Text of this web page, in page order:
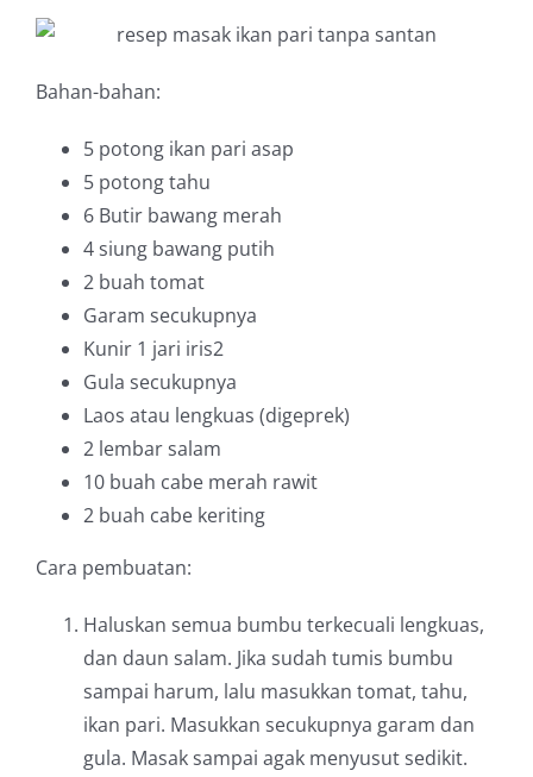
Bahan-bahan:
5 potong ikan pari asap
5 potong tahu
6 Butir bawang merah
4siung bawang putih
2 buah tomat
Garam secukupnya
Kunir 1 jari iris2
Gula secukupnya
Laos atau lengkuas (digeprek)
2 lembar salam
10 buah cabe merah rawit
2 buah cabe keriting
Cara pembuatan:
Haluskan semua bumbu terkecuali lengkuas,
dan daun salam. Jika sudah tumis bumbu
sampai harum, lalu masukkan tomat, tahu,
ikan pari. Masukkan secukupnya garam dan
gula. Masak sampai agak menyusut sedikit.